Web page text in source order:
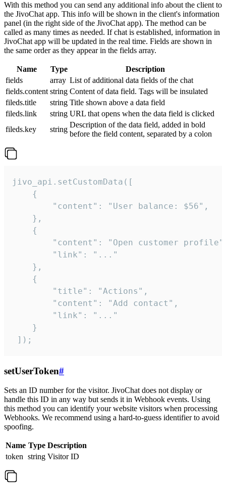
With this method you can send any additional info about the client to
the JivoChat app. This info will be shown in the client's information
panel (in the right side of the JivoChat app). The method can be
called as many times as needed. If chat is established, information in
JivoChat app will be updated in the real time. Fields are shown in
the same order as they appear in the fields array.
Name Type
Description
fields
array List of additional data fields of the chat
fields.content string Content of data field. Tags will be insulated
fileds.title
string Title shown above a data field
fileds.link
string URL that opens when the data field is clicked
fileds.key
string
Description of the data field, added in bold
before the field content, separated by a colon
jivo_api.setCustomData([
    {
        "content": "User balance: $56",
    },
    {
"content": "Open customer
        "link": "..."
    },
    {
        "title": "Actions",
        "content": "Add contact",
        "link": "..."
    }
]);
setUserToken#
Sets an ID number for the visitor. JivoChat does not display or
handle this ID in any way but sends it in Webhook events. Using
this method you can identify your website visitors when processing
Webhooks. We recommend using a hard-to-guess identifier to avoid
spoofing.
Name Type Description
token string Visitor ID